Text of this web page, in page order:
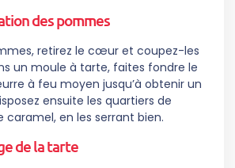
des pommes
retirez le cœur et coupez-les
un moule à tarte, faites fondre le
à feu moyen jusqu’à obtenir un
ensuite les quartiers de
caramel, en les serrant bien.
de la tarte